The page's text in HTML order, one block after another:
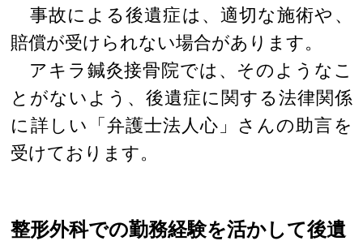
事故による後遺症は、適切な施術や、
賠償が受けられない場合があります。
アキラ鍼灸接骨院では、そのようなこ
とがないよう、後遺症に関する法律関係
に詳しい「弁護士法人心」さんの助言を
受けております。
整形外科での勤務経験を活かして後遺